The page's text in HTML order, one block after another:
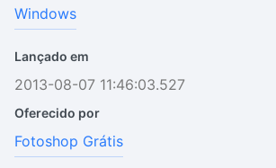
Windows
Lançado em
2013-08-07 11:46:03.527
Oferecido por
Fotoshop Grátis